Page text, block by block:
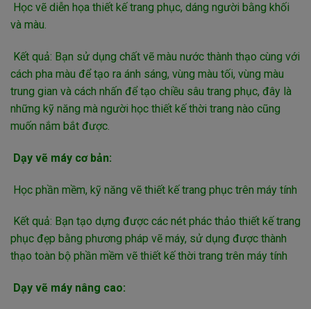
Học vẽ diễn họa thiết kế trang phục, dáng người bằng khối
và màu.
Kết quả: Bạn sử dụng chất vẽ màu nước thành thạo cùng với
cách pha màu để tạo ra ánh sáng, vùng màu tối, vùng màu
trung gian và cách nhấn để tạo chiều sâu trang phục, đây là
những kỹ năng mà người học thiết kế thời trang nào cũng
muốn nắm bắt được.
Dạy vẽ máy cơ bản:
Học phần mềm, kỹ năng vẽ thiết kế trang phục trên máy tính
Kết quả: Bạn tạo dựng được các nét phác thảo thiết kế trang
phục đẹp bằng phương pháp vẽ máy, sử dụng được thành
thạo toàn bộ phần mềm vẽ thiết kế thời trang trên máy tính
Dạy vẽ máy nâng cao: